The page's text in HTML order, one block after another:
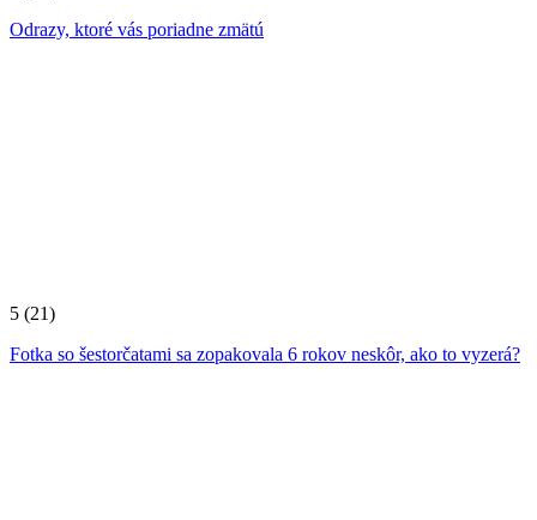
Odrazy, ktoré vás poriadne zmätú
5 (21)
Fotka so šestorčatami sa zopakovala 6 rokov neskôr, ako to vyzerá?